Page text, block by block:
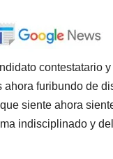
contestatario
ahora furibundo de
siente ahora
indisciplinado y